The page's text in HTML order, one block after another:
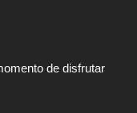
de disfrutar